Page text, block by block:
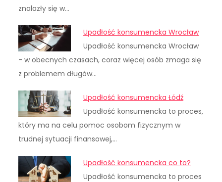
znalazły się w…
Upadłość konsumencka Wrocław
Upadłość konsumencka Wrocław
- w obecnych czasach, coraz więcej osób zmaga się
z problemem długów…
Upadłość konsumencka Łódź
Upadłość konsumencka to proces,
który ma na celu pomoc osobom fizycznym w
trudnej sytuacji finansowej,…
Upadłość konsumencka co to?
Upadłość konsumencka to proces